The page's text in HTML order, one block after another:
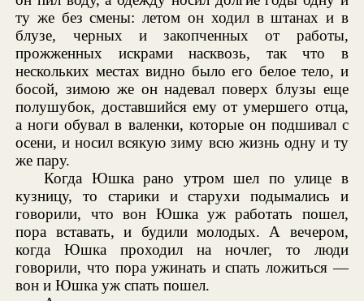
ту же без смены: летом он ходил в штанах и в
блузе, черных и закопченных от работы,
прожженных искрами насквозь, так что в
нескольких местах видно было его белое тело, и
босой, зимою же он надевал поверх блузы еще
полушубок, доставшийся ему от умершего отца,
а ноги обувал в валенки, которые он подшивал с
осени, и носил всякую зиму всю жизнь одну и ту
же пару.
Когда Юшка рано утром шел по улице в
кузницу, то старики и старухи подымались и
говорили, что вон Юшка уж работать пошел,
пора вставать, и будили молодых. А вечером,
когда Юшка проходил на ночлег, то люди
говорили, что пора ужинать и спать ложиться —
вон и Юшка уж спать пошел.